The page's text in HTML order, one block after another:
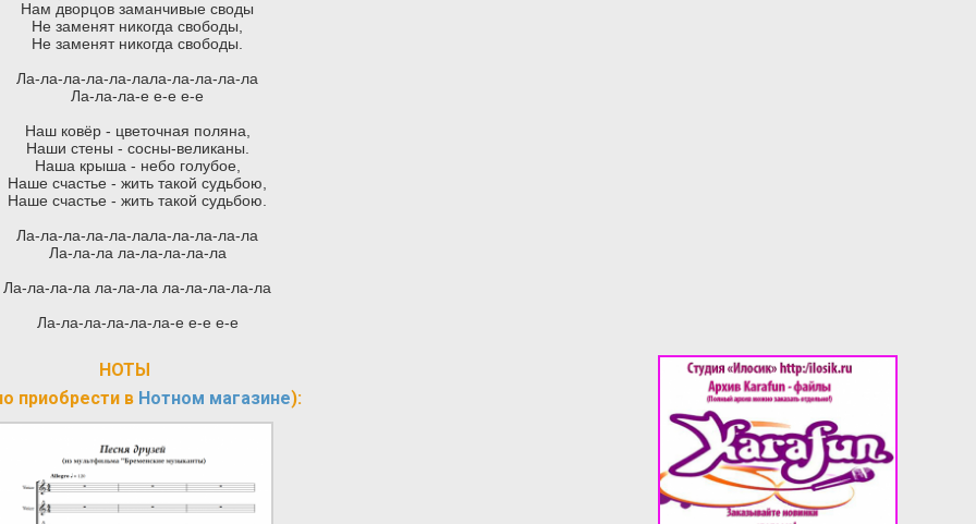
Нам дворцов заманчивые своды
Не заменят никогда свободы,
Не заменят никогда свободы.
Ла-ла-ла-ла-ла-лала-ла-ла-ла-ла
Ла-ла-ла-е е-е е-е
Наш ковёр - цветочная поляна,
Наши стены - сосны-великаны.
Наша крыша - небо голубое,
Наше счастье - жить такой судьбою,
Наше счастье - жить такой судьбою.
Ла-ла-ла-ла-ла-лала-ла-ла-ла-ла
Ла-ла-ла ла-ла-ла-ла-ла
Ла-ла-ла-ла ла-ла-ла ла-ла-ла-ла-ла
Ла-ла-ла-ла-ла-ла-е е-е е-е
НОТЫ
приобрести в Нотном магазине):